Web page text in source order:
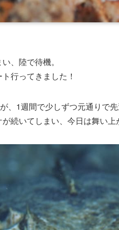
、陸で待機。
行ってきました！
、1週間で少しずつ元通りで先
続いてしまい、今日は舞い上